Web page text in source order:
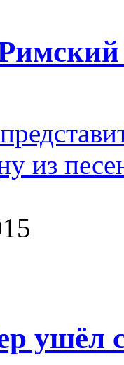
из
ушёл